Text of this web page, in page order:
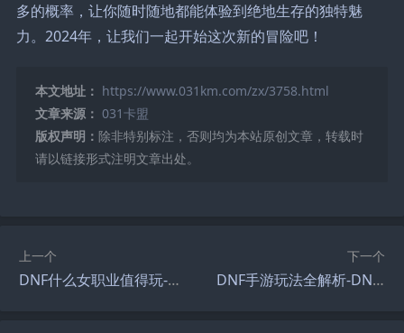
多的概率，让你随时随地都能体验到绝地生存的独特魅
力。2024年，让我们一起开始这次新的冒险吧！
本文地址： https://www.031km.com/zx/3758.html
文章来源： 031卡盟
版权声明： 除非特别标注，否则均为本站原创文章，转载时
请以链接形式注明文章出处。
上一个
DNF什么女职业值得玩-DNF女性角色推荐与玩法分析
下一个
DNF手游玩法全解析-DNF手游新手玩法指南与技巧分享